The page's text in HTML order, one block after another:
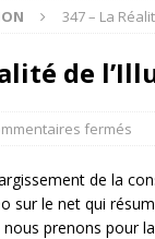
347 – La
de
fermés
de la
sur le net qui
prenons pour